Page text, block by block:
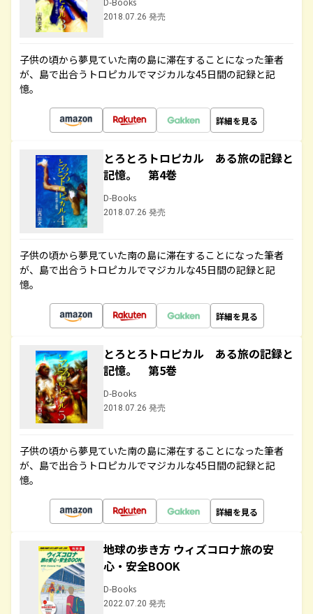
2018.07.26 発売
子供の頃から夢見ていた南の島に滞在することになった筆者
が、島で出合うトロピカルでマジカルな45日間の記録と記
憶。
詳細を見る
とろとろトロピカル ある旅の記録と
記憶。 第4巻
D-Books
2018.07.26 発売
子供の頃から夢見ていた南の島に滞在することになった筆者
が、島で出合うトロピカルでマジカルな45日間の記録と記
憶。
詳細を見る
とろとろトロピカル ある旅の記録と
記憶。 第5巻
D-Books
2018.07.26 発売
子供の頃から夢見ていた南の島に滞在することになった筆者
が、島で出合うトロピカルでマジカルな45日間の記録と記
憶。
詳細を見る
地球の歩き方 ウィズコロナ旅の安
心・安全BOOK
D-Books
2022.07.20 発売